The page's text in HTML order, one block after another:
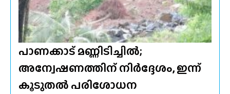
പാണക്കാട് മണ്ണിടിച്ചിൽ;
അന്വേഷണത്തിന് നിർദ്ദേശം, ഇന്ന്
കൂടുതൽ പരിശോധന